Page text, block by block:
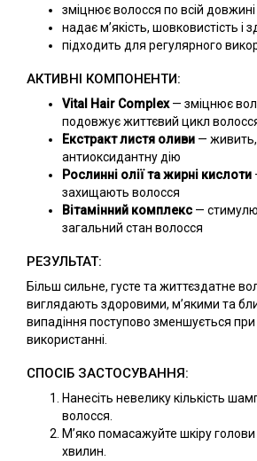
зміцнює волосся по всій довжині
надає м’якість, шовковистість і
підходить для регулярного
АКТИВНІ КОМПОНЕНТИ:
Vital Hair Complex— зміцнює
подовжує життєвий цикл
Екстракт листя оливи —
антиоксидантну дію
Рослинні олії та жирні кислоти
захищають волосся
Вітамінний комплекс —
загальний стан волосся
РЕЗУЛЬТАТ:
Більш сильне, густе та життєздатне
виглядають здоровими, м’якими та
випадіння поступово зменшується
використанні.
СПОСІБ ЗАСТОСУВАННЯ:
Нанесіть невелику кількість
волосся.
М’яко помасажуйте шкіру
хвилин.